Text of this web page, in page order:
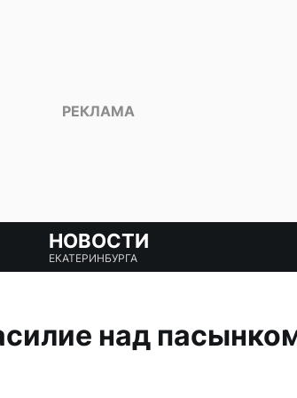
НОВОСТИ
ЕКАТЕРИНБУРГА
над